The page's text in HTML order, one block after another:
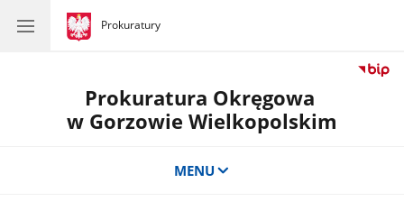
gov.pl
Prokuratury
gov.pl
Prokuratury
Prokuratura Okręgowa
w Gorzowie Wielkopolskim
MENU